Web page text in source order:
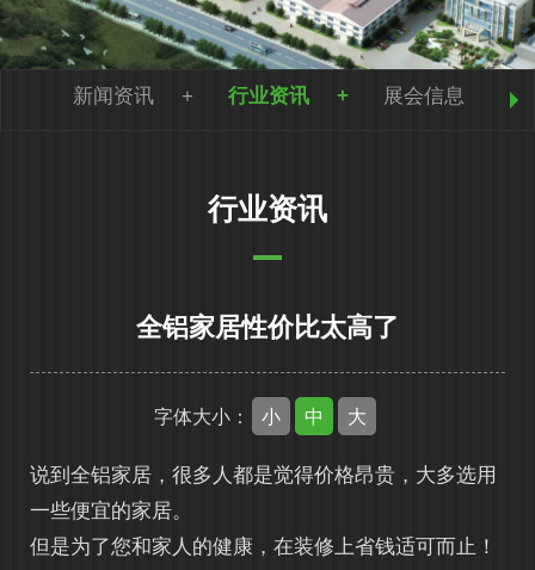
新闻资讯 行业资讯 展会信息
行业资讯
全铝家居性价比太高了
字体大小： 小 中 大
说到 全铝家居，很多人都是觉得价格昂贵，大多选用
一些便宜的家居。
但是为了您和家人的健康，在装修上省钱适可而止！